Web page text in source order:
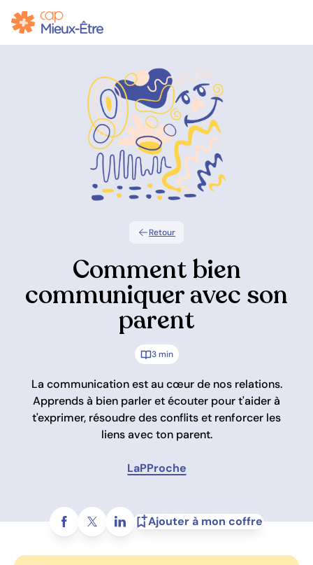
Retour
Comment bien
communiquer avec son
parent
3 min
La communication est au cœur de nos relations.
Apprends à bien parler et écouter pour t'aider à
t'exprimer, résoudre des conflits et renforcer les
liens avec ton parent.
LaPProche
Partagez sur Ajouter à mon coffre